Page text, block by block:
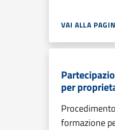
VAI ALLA
per
formazione